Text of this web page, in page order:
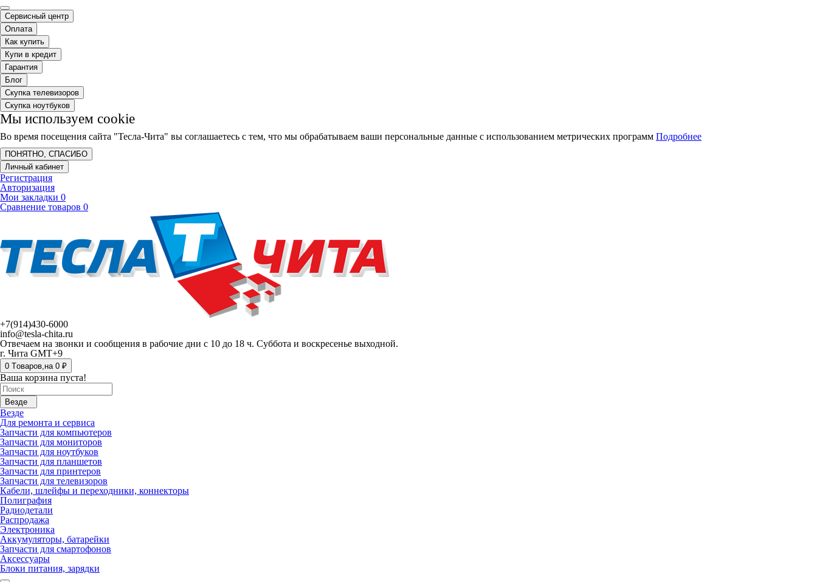
Сервисный центр
Оплата
Как купить
Купи в кредит
Гарантия
Блог
Скупка телевизоров
Скупка ноутбуков
Мы используем cookie
Во время посещения сайта "Тесла-Чита" вы соглашаетесь с тем, что мы обрабатываем ваши персональные данные с использованием метрических программ Подробнее
ПОНЯТНО, СПАСИБО
Личный кабинет
Регистрация
Авторизация
Мои закладки 0
Сравнение товаров 0
+7(914)430-6000
info@tesla-chita.ru
Отвечаем на звонки и сообщения в рабочие дни с 10 до 18 ч. Суббота и воскресенье выходной.
г. Чита GMT+9
0 Tоваров,на 0 ₽
Ваша корзина пуста!
Везде
Везде
Для ремонта и сервиса
Запчасти для компьютеров
Запчасти для мониторов
Запчасти для ноутбуков
Запчасти для планшетов
Запчасти для принтеров
Запчасти для телевизоров
Кабели, шлейфы и переходники, коннекторы
Полиграфия
Радиодетали
Распродажа
Электроника
Аккумуляторы, батарейки
Запчасти для смартофонов
Аксессуары
Блоки питания, зарядки